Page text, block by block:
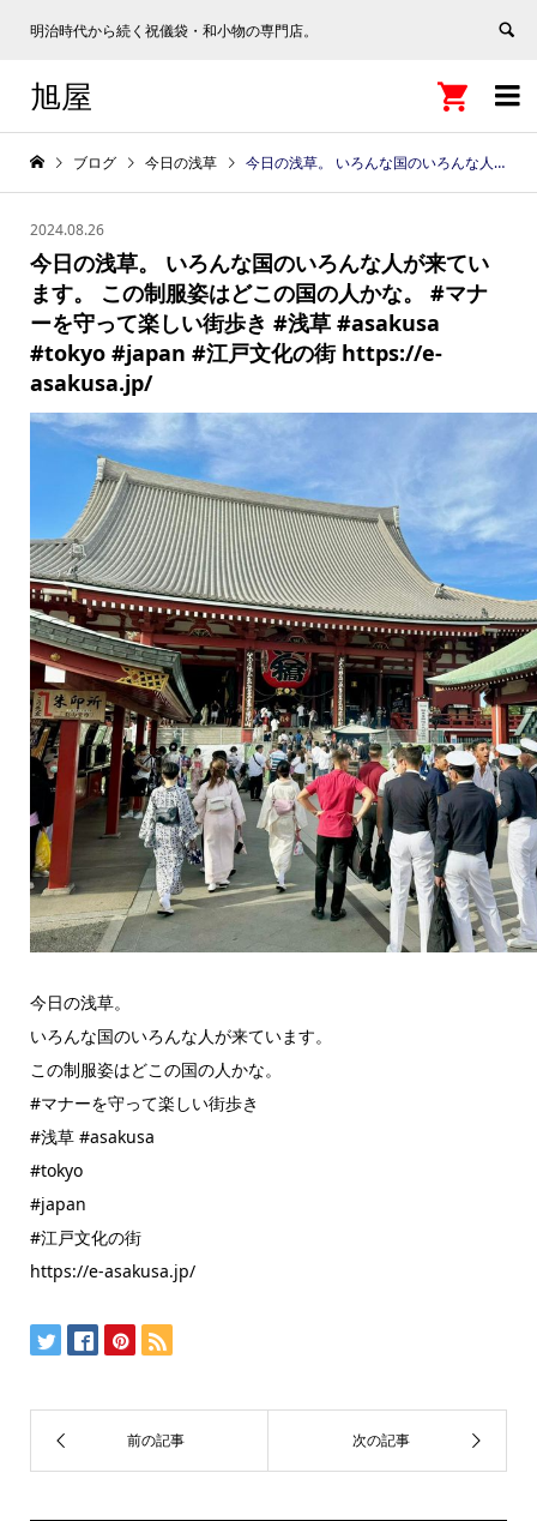
明治時代から続く祝儀袋・和小物の専門店。

旭屋 
ブログ 今日の浅草 今日の浅草。 いろんな国のいろんな人が来ています。 この制服姿はどこの国の人かな。 #マナーを守って楽しい街歩き #浅草 #asakusa #tokyo #japan #江戸文化の街 https://e-asakusa.jp/
2024.08.26
今日の浅草。 いろんな国のいろんな人が来てい
ます。 この制服姿はどこの国の人かな。 #マナ
ーを守って楽しい街歩き #浅草 #asakusa
#tokyo #japan #江戸文化の街 https://e-
asakusa.jp/
今日の浅草。
いろんな国のいろんな人が来ています。
この制服姿はどこの国の人かな。
#マナーを守って楽しい街歩き
#浅草 #asakusa
#tokyo
#japan
#江戸文化の街
https://e-asakusa.jp/